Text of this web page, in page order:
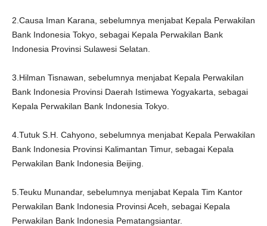
2.Causa Iman Karana, sebelumnya menjabat Kepala Perwakilan
Bank Indonesia Tokyo, sebagai Kepala Perwakilan Bank
Indonesia Provinsi Sulawesi Selatan.
3.Hilman Tisnawan, sebelumnya menjabat Kepala Perwakilan
Bank Indonesia Provinsi Daerah Istimewa Yogyakarta, sebagai
Kepala Perwakilan Bank Indonesia Tokyo.
4.Tutuk S.H. Cahyono, sebelumnya menjabat Kepala Perwakilan
Bank Indonesia Provinsi Kalimantan Timur, sebagai Kepala
Perwakilan Bank Indonesia Beijing.
5.Teuku Munandar, sebelumnya menjabat Kepala Tim Kantor
Perwakilan Bank Indonesia Provinsi Aceh, sebagai Kepala
Perwakilan Bank Indonesia Pematangsiantar.